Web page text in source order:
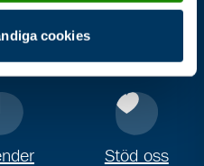
cookies
Stöd oss